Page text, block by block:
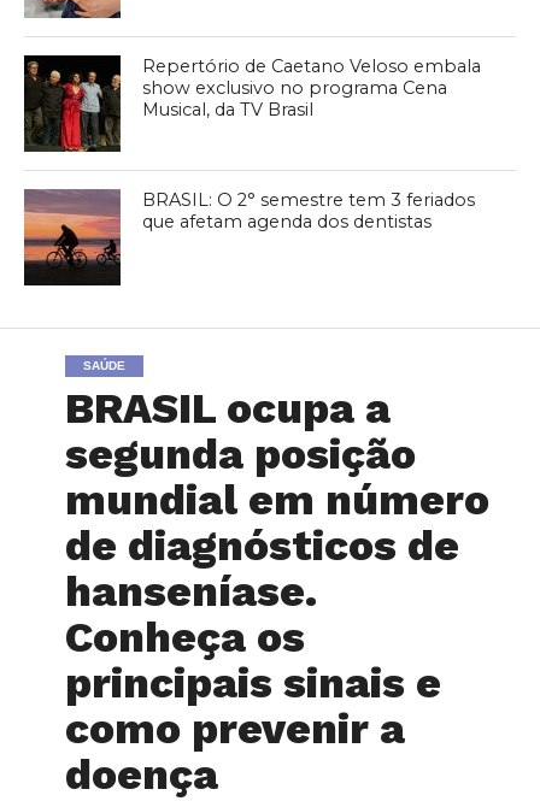
Repertório de Caetano Veloso embala
show exclusivo no programa Cena
Musical, da TV Brasil
BRASIL: O 2° semestre tem 3 feriados
que afetam agenda dos dentistas
SAÚDE
BRASIL ocupa a
segunda posição
mundial em número
de diagnósticos de
hanseníase.
Conheça os
principais sinais e
como prevenir a
doença